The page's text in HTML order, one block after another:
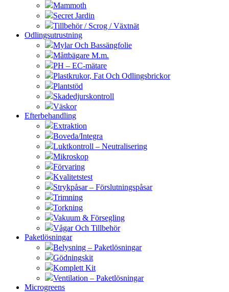
Mammoth
Secret Jardin
Tillbehör / Scrog / Växtnät
Odlingsutrustning
Mylar Och Bassängfolie
Måttbägare M.m.
PH – EC-mätare
Plastkrukor, Fat Och Odlingsbrickor
Plantstöd
Skadedjurskontroll
Väskor
Efterbehandling
Extraktion
Boveda/Integra
Luktkontroll – Neutralisering
Mikroskop
Förvaring
Kvalitetstest
Strykpåsar – Förslutningspåsar
Trimning
Torkning
Vakuum & Försegling
Vågar Och Tillbehör
Paketlösningar
Belysning – Paketlösningar
Gödningskit
Komplett Kit
Ventilation – Paketlösningar
Microgreens